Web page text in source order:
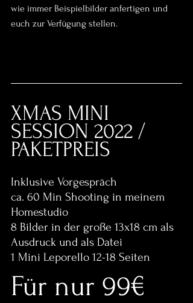
wie immer Beispielbilder anfertigen und
euch zur Verfügung stellen.
XMAS MINI
SESSION 2022 /
PAKETPREIS
Inklusive Vorgespräch
ca. 60 Min Shooting in meinem
Homestudio
8 Bilder in der große 13x18 cm als
Ausdruck und als Datei
1 Mini Leporello 12-18 Seiten
Für nur 99€